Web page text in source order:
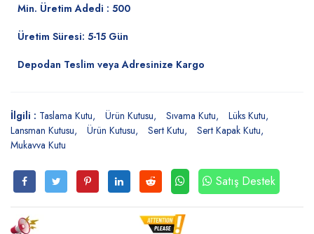
Min. Üretim Adedi : 500
Üretim Süresi: 5-15 Gün
Depodan Teslim veya Adresinize Kargo
İlgili : Taslama Kutu Ürün Kutusu Sıvama Kutu
Lüks Kutu
Lansman Kutusu
Ürün Kutusu Sert Kutu
Sert Kapak Kutu
Mukavva Kutu
Satış Destek